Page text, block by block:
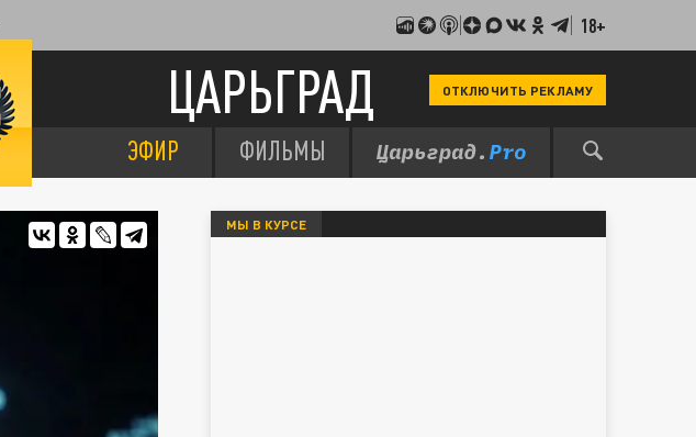
18+
ЦАРЬГРАД ОТКЛЮЧИТЬ РЕКЛАМУ
ЭФИР ФИЛЬМЫ
МЫ В КУРСЕ